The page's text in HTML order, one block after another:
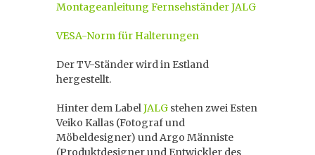
Montageanleitung Fernsehständer JALG
VESA-Norm für Halterungen
Der TV-Ständer wird in Estland
hergestellt.
Hinter dem LabelJALG stehen zwei Esten
Veiko Kallas (Fotograf und
Möbeldesigner) und Argo Männiste
(Produktdesigner und Entwickler des